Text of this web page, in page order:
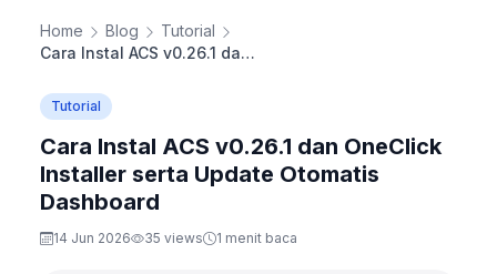
Home Blog
Tutorial
Cara Instal ACS v0.26.1 dan OneClick Installer serta Update Otomatis Dashboard
Tutorial
Cara Instal ACS v0.26.1 dan OneClick
Installer serta Update Otomatis
Dashboard
14 Jun 2026 35 views 1 menit baca